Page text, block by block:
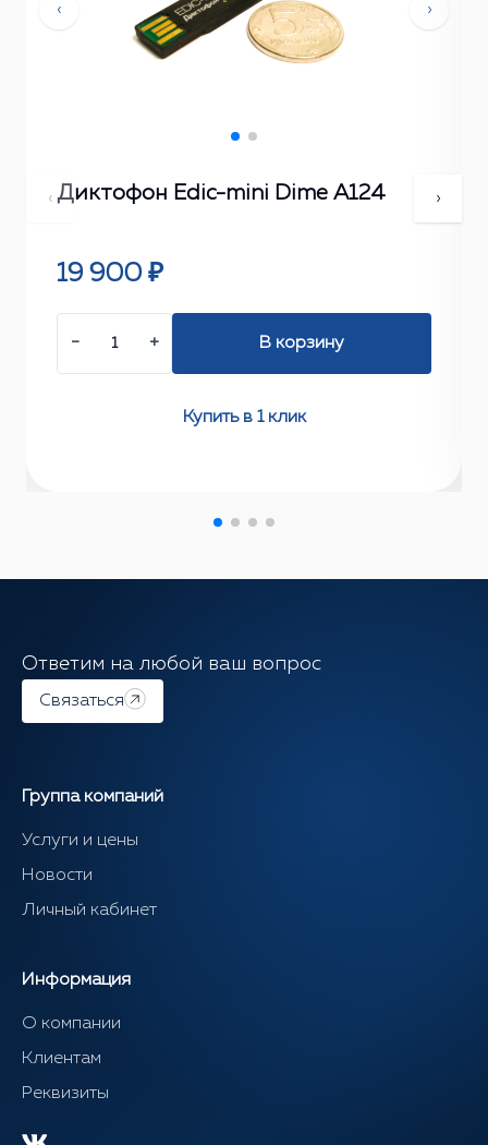
‹ ›
Диктофон Edic-mini Dime А124
19 900 ₽
− + В корзину
Купить в 1 клик
‹ ›
Ответим на любой ваш вопрос
Связаться
Группа компаний
Услуги и цены
Новости
Личный кабинет
Информация
О компании
Клиентам
Реквизиты